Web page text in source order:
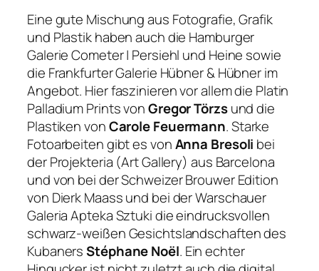
Eine gute Mischung aus Fotografie, Grafik
und Plastik haben auch die Hamburger
Galerie Cometer | Persiehl und Heine sowie
die Frankfurter Galerie Hübner & Hübner im
Angebot. Hier faszinieren vor allem die Platin
Palladium Prints vonGregor Törzsund die
Plastiken vonCarole Feuermann. Starke
Fotoarbeiten gibt es vonAnna Bresoli bei
der Projekteria (Art Gallery) aus Barcelona
und von bei der Schweizer Brouwer Edition
von Dierk Maass und bei der Warschauer
Galeria Apteka Sztuki die eindrucksvollen
schwarz-weißen Gesichtslandschaften des
KubanersStéphane Noël. Ein echter